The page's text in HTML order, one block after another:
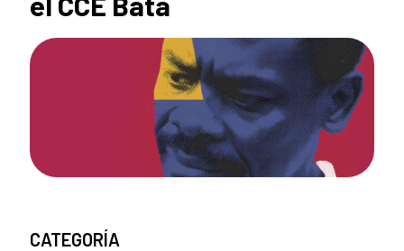
CATEGORÍA